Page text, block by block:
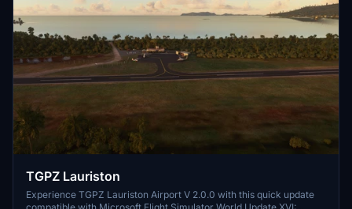
TGPZ Lauriston
Experience TGPZ Lauriston Airport V 2.0.0 with this quick update